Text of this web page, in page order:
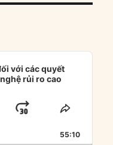
với các quyết
rủi ro cao
JUMP
FORWARD
SHARE
55:10